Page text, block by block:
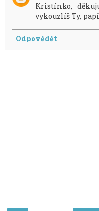
Kristínko,
vykouzlíš Ty,
Odpovědět